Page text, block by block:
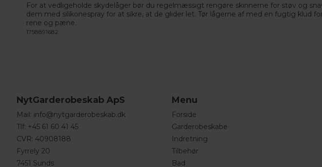
For at vedligeholde skydelåger bør du regelmæssigt rengøre skinnerne for støv og
dem med silikonespray for at sikre, at de glider let. Tør lågerne af med en fugtig klud
rene og pæne.
1758891682
NytGarderobeskab ApS
Mail: info@nytgarderobeskab.dk
Tlf: +45 61 60 41 45
CVR: 40908188
Fyrrely 20
7451 Sunds
Menu
Forside
Garderobeskabe
Indretning
Tilbehør
Bad